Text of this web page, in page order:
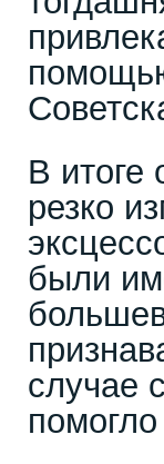
В итоге
резко
были
случае